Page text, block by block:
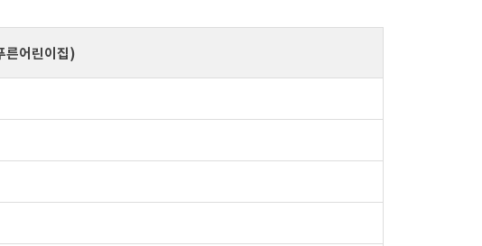
른어린이집)